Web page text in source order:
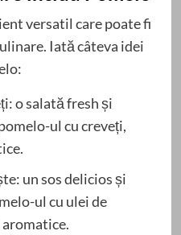
versatil care poate fi
Iată câteva idei
o salată fresh și
ul cu creveți,
un sos delicios și
ul cu ulei de